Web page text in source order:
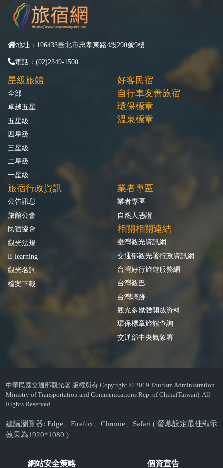
地址：106433臺北市忠孝東路4段290號9樓
電話：(02)2349-1500
星級旅館
全部
卓越五星
五星級
四星級
三星級
二星級
一星級
好客民宿
自行車友善旅宿
環保標章
溫泉標章
旅宿行政資訊
公告訊息
旅館公會
民宿協會
觀光法規
E-learning
觀光名詞
檔案下載
業者專區
業者專區
自然人憑證
相關相關連結
臺灣觀光資訊網
交通部觀光署行政資訊網
台灣好行旅遊服務網
台灣觀巴
台灣騎跡
觀光多媒體開放資料
環保標章旅館查詢
交通部中央氣象署
中華民國交通部觀光署 版權所有 Copyright © 2019 Tourism Administration
Ministry of Transportation and Communications Rep. of China(Taiwan). All
Rights Reserved.
建議瀏覽器: Edge、Firefox、Chrome、Safari ( 螢幕設定最佳顯示
效果為1920*1080 )
網站安全策略 個資宣告